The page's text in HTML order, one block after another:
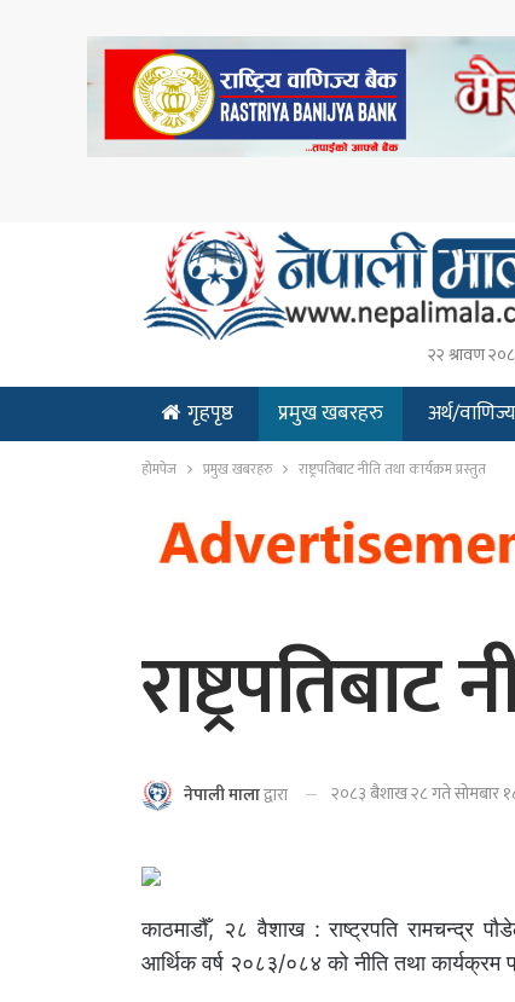
२२ श्रावण
गृहपृष्ठ प्रमुख खबरहरु अर्थ/वाणिज्य
ENGLISH
होमपेज प्रमुख खबरहरु राष्ट्रपतिबाट नीति तथा कार्यक्रम प्रस्तुत
नेपाली मालाद्वारा २०८३ बैशाख २८ गते सोमबार
काठमाडौँ, २८ वैशाख : राष्ट्रपति रामचन्द्र
आर्थिक वर्ष २०८३/०८४ को नीति तथा कार्यक्रम